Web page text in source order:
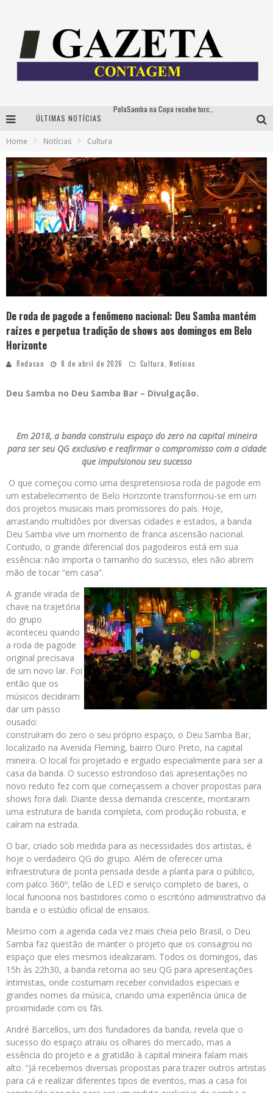
ÚLTIMAS NOTÍCIAS
Espetáculo “Allan Kardec – Um Olhar para a Eternidade” desembarca em BH na próxima semana
PelaSamba na Copa recebe torcida na segunda-feira com muito pagode na Praça JK
Home Notícias Cultura
De roda de pagode a fenômeno nacional: Deu Samba mantém
raízes e perpetua tradição de shows aos domingos em Belo
Horizonte
Redacao 8 de abril de 2026 Cultura, Notícias
Deu Samba no Deu Samba Bar – Divulgação.
Em 2018, a banda construiu espaço do zero na capital mineira
para ser seu QG exclusivo e reafirmar o compromisso com a cidade
que impulsionou seu sucesso
O que começou como uma despretensiosa roda de pagode em
um estabelecimento de Belo Horizonte transformou-se em um
dos projetos musicais mais promissores do país. Hoje,
arrastando multidões por diversas cidades e estados, a banda
Deu Samba vive um momento de franca ascensão nacional.
Contudo, o grande diferencial dos pagodeiros está em sua
essência: não importa o tamanho do sucesso, eles não abrem
mão de tocar “em casa”.
A grande virada de
chave na trajetória
do grupo
aconteceu quando
a roda de pagode
original precisava
de um novo lar. Foi
então que os
músicos decidiram
dar um passo
ousado:
construíram do zero o seu próprio espaço, o Deu Samba Bar,
localizado na Avenida Fleming, bairro Ouro Preto, na capital
mineira. O local foi projetado e erguido especialmente para ser a
casa da banda. O sucesso estrondoso das apresentações no
novo reduto fez com que começassem a chover propostas para
shows fora dali. Diante dessa demanda crescente, montaram
uma estrutura de banda completa, com produção robusta, e
caíram na estrada.
O bar, criado sob medida para as necessidades dos artistas, é
hoje o verdadeiro QG do grupo. Além de oferecer uma
infraestrutura de ponta pensada desde a planta para o público,
com palco 360º, telão de LED e serviço completo de bares, o
local funciona nos bastidores como o escritório administrativo da
banda e o estúdio oficial de ensaios.
Mesmo com a agenda cada vez mais cheia pelo Brasil, o Deu
Samba faz questão de manter o projeto que os consagrou no
espaço que eles mesmos idealizaram. Todos os domingos, das
15h às 22h30, a banda retorna ao seu QG para apresentações
intimistas, onde costumam receber convidados especiais e
grandes nomes da música, criando uma experiência única de
proximidade com os fãs.
André Barcellos, um dos fundadores da banda, revela que o
sucesso do espaço atraiu os olhares do mercado, mas a
essência do projeto e a gratidão à capital mineira falam mais
alto. “Já recebemos diversas propostas para trazer outros artistas
para cá e realizar diferentes tipos de eventos, mas a casa foi